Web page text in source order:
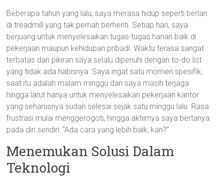
Beberapa tahun yang lalu, saya merasa hidup seperti berlari
di treadmill yang tak pernah berhenti. Setiap hari, saya
berjuang untuk menyelesaikan tugas-tugas harian baik di
pekerjaan maupun kehidupan pribadi. Waktu terasa sangat
terbatas dan pikiran saya selalu dipenuhi dengan to-do list
yang tidak ada habisnya. Saya ingat satu momen spesifik,
saat itu adalah malam minggu dan saya masih terjaga
hingga larut hanya untuk menyelesaikan pekerjaan kantor
yang seharusnya sudah selesai sejak satu minggu lalu. Rasa
frustrasi mulai menggerogoti, hingga akhirnya saya bertanya
pada diri sendiri: “Ada cara yang lebih baik, kan?”
Menemukan Solusi Dalam
Teknologi